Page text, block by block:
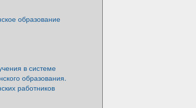
образование
в системе
образования.
работников